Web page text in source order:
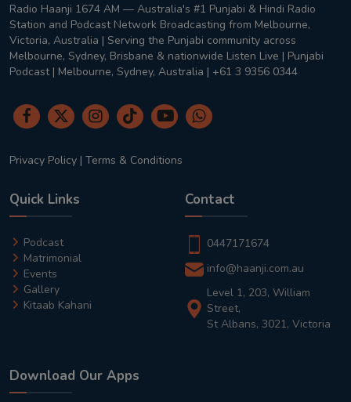
Radio Haanji 1674 AM — Australia's #1 Punjabi & Hindi Radio
Station and Podcast Network Broadcasting from Melbourne,
Victoria, Australia | Serving the Punjabi community across
Melbourne, Sydney, Brisbane & nationwide Listen Live | Punjabi
Podcast | Melbourne, Sydney, Australia | +61 3 9356 0344
Privacy Policy | Terms & Conditions
Quick Links
Podcast
Matrimonial
Events
Gallery
Kitaab Kahani
Contact
0447171674
info@haanji.com.au
Level 1, 203, William
Street,
St Albans, 3021, Victoria
Download Our Apps